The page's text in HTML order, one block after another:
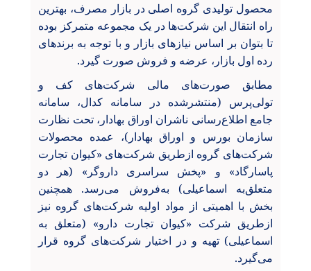
محصول تولیدی گروه اصلی در بازار مصرف، بهترین
راه انتقال این شرکت‌ها در یک مجموعه متمرکز بوده
تا بتوان بر اساس نیازهای بازار و با توجه به برندهای
رده اول بازار، عرضه و فروش صورت گیرد.
مطابق صورت‌های مالی شرکت‌های کف و
تولی‌پرس (منتشرشده در سامانه کدال، سامانه
جامع اطلاع‌رسانی ناشران اوراق بهادار، تحت نظارت
سازمان بورس و اوراق بهادار)، عمده محصولات
شرکت‌های گروه ازطریق شرکت‌های «کیوان تجارت
پاسارگاد» و «پخش سراسری داروگر» (هر دو
متعلق‌به اسماعیلی) به‌فروش می‌رسد. همچنین
بخش با اهمیتی از مواد اولیه شرکت‌های گروه نیز
ازطریق شرکت «کیوان تجارت دارو» (متعلق به
اسماعیلی) تهیه و در اختیار شرکت‌های گروه قرار
می‌گیرد.